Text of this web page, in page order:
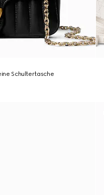
Schultertasche